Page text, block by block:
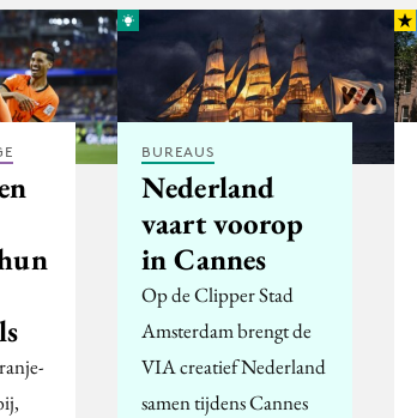
BUREAUS
Nederland
vaart voorop
in Cannes
Op de Clipper Stad
Amsterdam brengt de
VIA creatief Nederland
samen tijdens Cannes